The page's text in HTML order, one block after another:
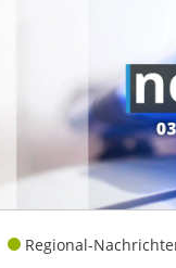
Regional-